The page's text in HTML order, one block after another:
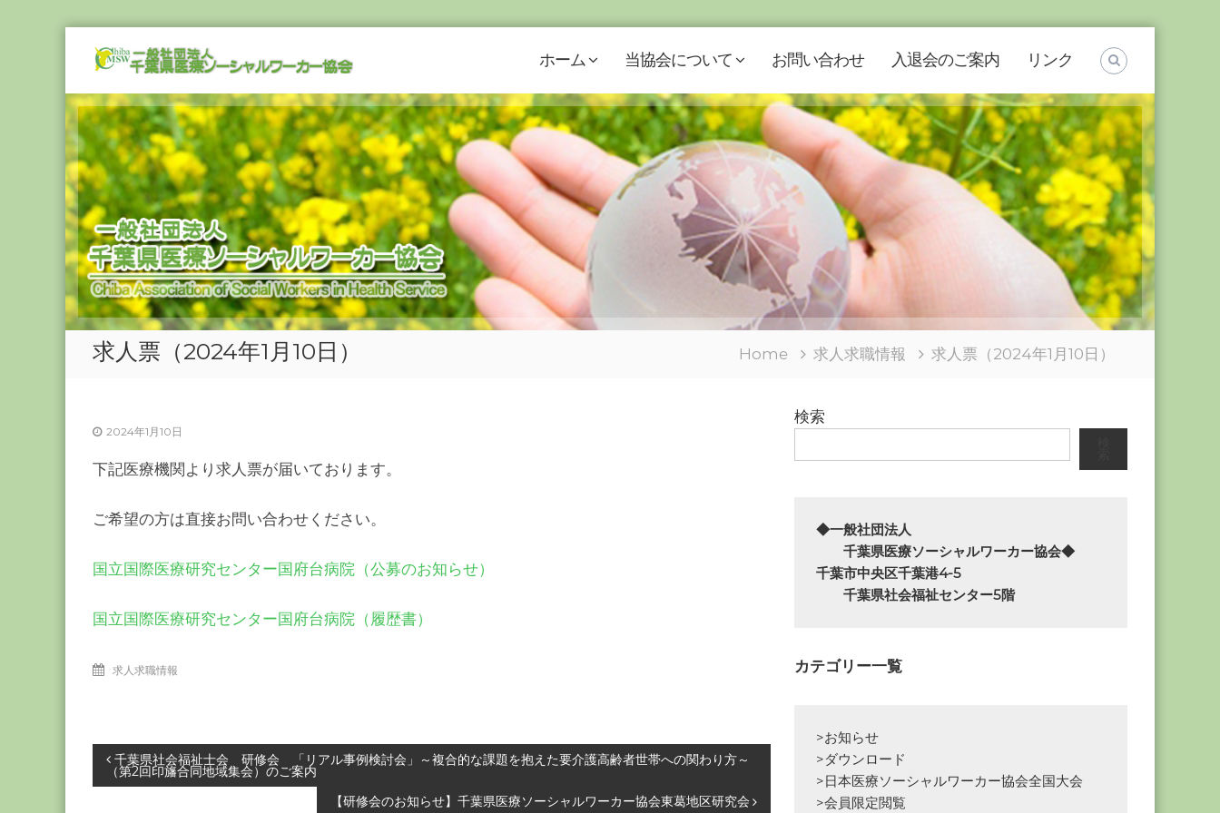
一
般
社
団
法
人
千
葉
県
医
療
ソ
ー
シ
ャ
カ
ー
協
会
－
な
つ
る
力
－
ホーム 当協会について お問い合わせ 入退会のご案内 リンク
求人票（2024年1月10日） Home 求人求職情報 求人票（2024年1月10日）
2024年1月10日
下記医療機関より求人票が届いております。
ご希望の方は直接お問い合わせください。
国立国際医療研究センター国府台病院（公募のお知らせ）
国立国際医療研究センター国府台病院（履歴書）
求人求職情報
投千葉県社会福祉士会 研修会 「リアル事例検討会」～複合的な課題を抱えた要介護高齢者世帯への関わり方～
（第2回印旛合同地域集会）のご案内
【研修会のお知らせ】千葉県医療ソーシャルワーカー協会東葛地区研究会
検索
◆一般社団法人
千葉県医療ソーシャルワーカー協会◆
千葉市中央区千葉港4-5
千葉県社会福祉センター5階
カテゴリー一覧
>お知らせ
>ダウンロード
>日本医療ソーシャルワーカー協会全国大会
>会員限定閲覧